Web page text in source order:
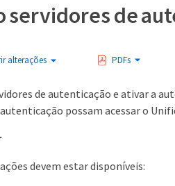
servidores de
alterações PDFs
de autenticação e ativar a
possam acessar o
devem estar disponíveis: